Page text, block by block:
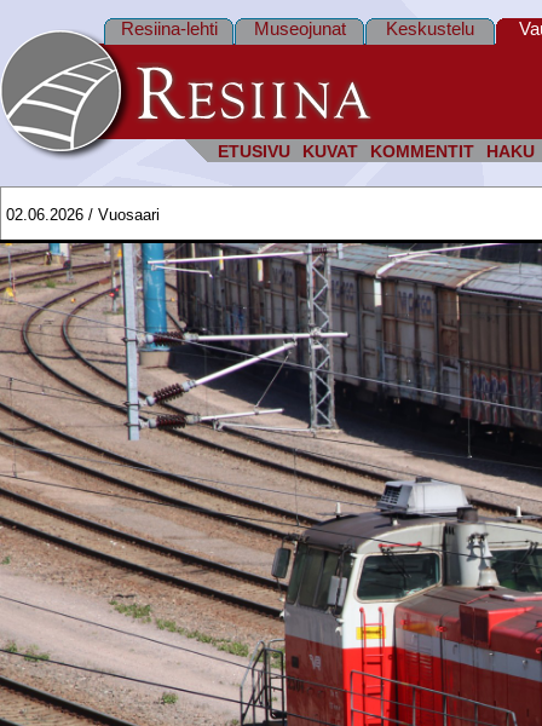
ETUSIVU KUVAT KOMMENTIT HAKU
Resiina-lehti Museojunat Keskustelu
02.06.2026 / Vuosaari